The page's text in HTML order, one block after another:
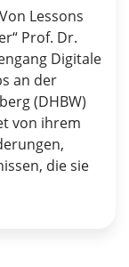
Lessons
Prof. Dr.
Digitale
an der
(DHBW)
von ihrem
die sie